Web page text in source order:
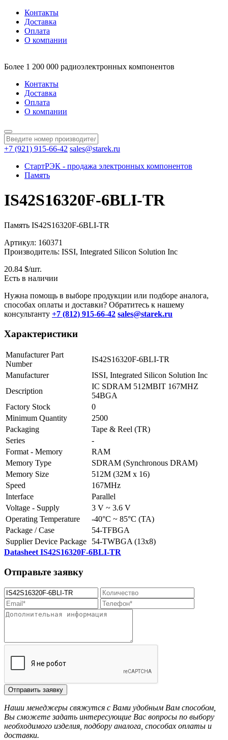
Контакты
Доставка
Оплата
О компании
Более 1 200 000 радиоэлектронных компонентов
Контакты
Доставка
Оплата
О компании
+7 (921) 915-66-42 sales@starek.ru
СтартРЭК - продажа электронных компонентов
Память
IS42S16320F-6BLI-TR
Память IS42S16320F-6BLI-TR
Артикул: 160371
Производитель: ISSI, Integrated Silicon Solution Inc
20.84 $/шт.
Есть в наличии
Нужна помощь в выборе продукции или подборе аналога,
способах оплаты и доставки? Обратитесь к нашему
консультанту +7 (812) 915-66-42 sales@starek.ru
Характеристики
Manufacturer Part
Number
IS42S16320F-6BLI-TR
Manufacturer
ISSI, Integrated Silicon Solution Inc
Description
IC SDRAM 512MBIT 167MHZ
54BGA
Factory Stock
0
Minimum Quantity
2500
Packaging
Tape & Reel (TR)
Series
-
Format - Memory
RAM
Memory Type
SDRAM (Synchronous DRAM)
Memory Size
512M (32M x 16)
Speed
167MHz
Interface
Parallel
Voltage - Supply
3 V ~ 3.6 V
Operating Temperature
-40°C ~ 85°C (TA)
Package / Case
54-TFBGA
Supplier Device Package
54-TWBGA (13x8)
Datasheet IS42S16320F-6BLI-TR
Отправьте заявку
Отправить заявку
Наши менеджеры свяжутся с Вами удобным Вам способом,
Вы сможете задать интересующие Вас вопросы по выбору
необходимого изделия, подбору аналога, способах оплаты и
доставки.